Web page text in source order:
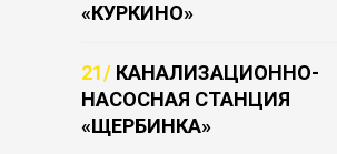
«КУРКИНО»
21/ КАНАЛИЗАЦИОННО-
НАСОСНАЯ СТАНЦИЯ
«ЩЕРБИНКА»